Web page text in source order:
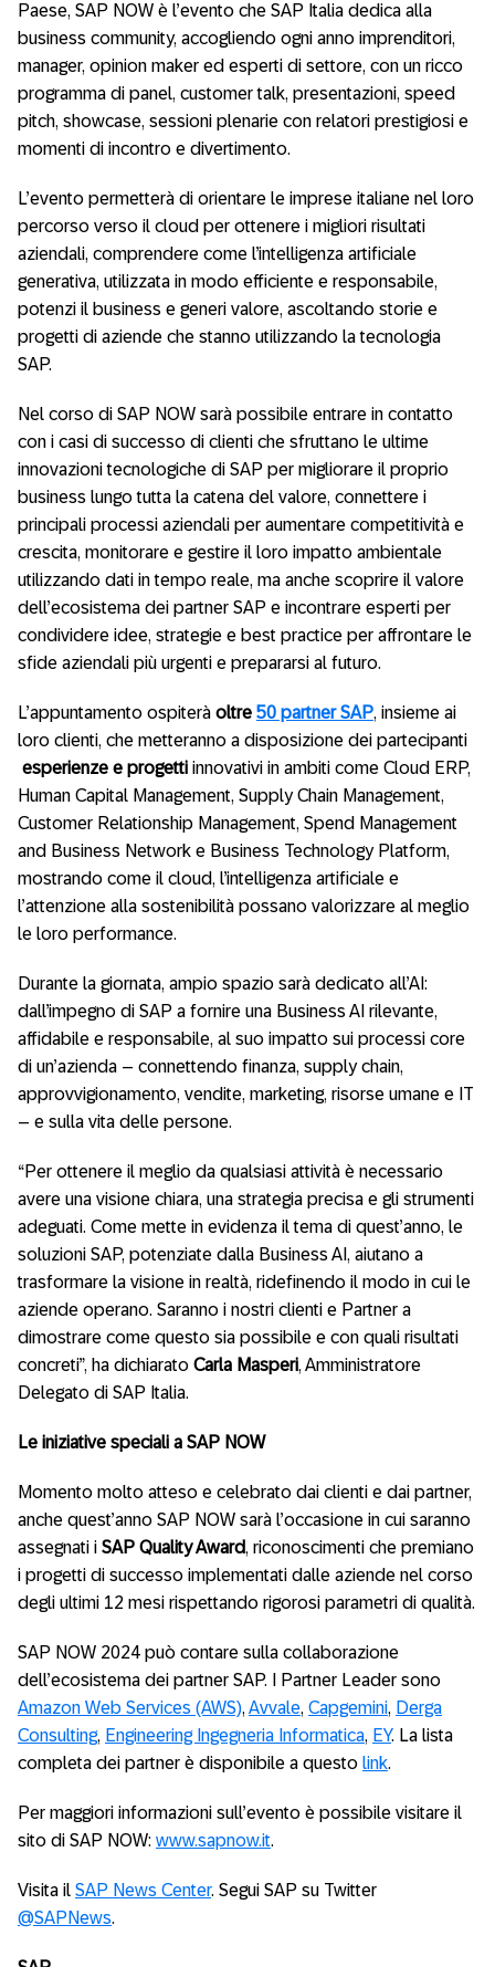
Paese, SAP NOW è l’evento che SAP Italia dedica alla
business community, accogliendo ogni anno imprenditori,
manager, opinion maker ed esperti di settore, con un ricco
programma di panel, customer talk, presentazioni, speed
pitch, showcase, sessioni plenarie con relatori prestigiosi e
momenti di incontro e divertimento.
L’evento permetterà di orientare le imprese italiane nel loro
percorso verso il cloud per ottenere i migliori risultati
aziendali, comprendere come l’intelligenza artificiale
generativa, utilizzata in modo efficiente e responsabile,
potenzi il business e generi valore, ascoltando storie e
progetti di aziende che stanno utilizzando la tecnologia
SAP.
Nel corso di SAP NOW sarà possibile entrare in contatto
con i casi di successo di clienti che sfruttano le ultime
innovazioni tecnologiche di SAP per migliorare il proprio
business lungo tutta la catena del valore, connettere i
principali processi aziendali per aumentare competitività e
crescita, monitorare e gestire il loro impatto ambientale
utilizzando dati in tempo reale, ma anche scoprire il valore
dell’ecosistema dei partner SAP e incontrare esperti per
condividere idee, strategie e best practice per affrontare le
sfide aziendali più urgenti e prepararsi al futuro.
L’appuntamento ospiterà oltre 50 partner SAP, insieme ai
loro clienti, che metteranno a disposizione dei partecipanti
esperienze e progetti innovativi in ambiti come Cloud ERP,
Human Capital Management, Supply Chain Management,
Customer Relationship Management, Spend Management
and Business Network e Business Technology Platform,
mostrando come il cloud, l’intelligenza artificiale e
l’attenzione alla sostenibilità possano valorizzare al meglio
le loro performance.
Durante la giornata, ampio spazio sarà dedicato all’AI:
dall’impegno di SAP a fornire una Business AI rilevante,
affidabile e responsabile, al suo impatto sui processi core
di un’azienda – connettendo finanza, supply chain,
approvvigionamento, vendite, marketing, risorse umane e IT
– e sulla vita delle persone.
“Per ottenere il meglio da qualsiasi attività è necessario
avere una visione chiara, una strategia precisa e gli strumenti
adeguati. Come mette in evidenza il tema di quest’anno, le
soluzioni SAP, potenziate dalla Business AI, aiutano a
trasformare la visione in realtà, ridefinendo il modo in cui le
aziende operano. Saranno i nostri clienti e Partner a
dimostrare come questo sia possibile e con quali risultati
concreti”, ha dichiarato Carla Masperi, Amministratore
Delegato di SAP Italia.
Le iniziative speciali a SAP NOW
Momento molto atteso e celebrato dai clienti e dai partner,
anche quest’anno SAP NOW sarà l’occasione in cui saranno
assegnati i SAP Quality Award, riconoscimenti che premiano
i progetti di successo implementati dalle aziende nel corso
degli ultimi 12 mesi rispettando rigorosi parametri di qualità.
SAP NOW 2024 può contare sulla collaborazione
dell’ecosistema dei partner SAP. I Partner Leader sono
Amazon Web Services (AWS), Avvale, Capgemini, Derga
Consulting, Engineering Ingegneria Informatica, EY. La lista
completa dei partner è disponibile a questo link.
Per maggiori informazioni sull’evento è possibile visitare il
sito di SAP NOW: www.sapnow.it.
Visita il SAP News Center. Segui SAP su Twitter
@SAPNews.